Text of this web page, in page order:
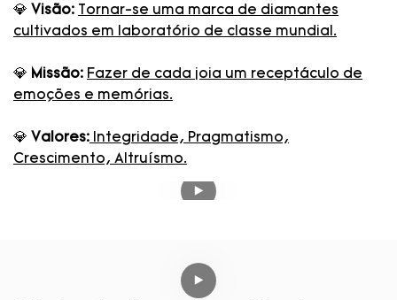
💎 Visão:
Tornar-se uma marca de diamantes
cultivados em laboratório de classe mundial.
💎 Missão: Fazer de cada joia um receptáculo de
emoções e memórias.
💎 Valores: Integridade, Pragmatismo,
Crescimento, Altruísmo.